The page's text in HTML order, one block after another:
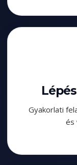
Gyakorlati
és